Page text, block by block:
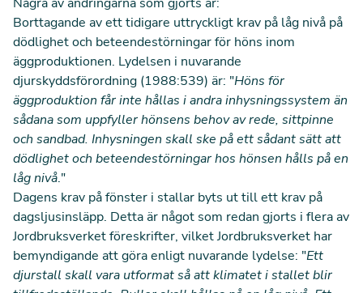
Borttagande av ett tidigare uttryckligt krav på låg nivå på
dödlighet och beteendestörningar för höns inom
äggproduktionen. Lydelsen i nuvarande
djurskyddsförordning (1988:539) är: "Höns för
äggproduktion får inte hållas i andra inhysningssystem än
sådana som uppfyller hönsens behov av rede, sittpinne
och sandbad. Inhysningen skall ske på ett sådant sätt att
dödlighet och beteendestörningar hos hönsen hålls på en
låg nivå."
Dagens krav på fönster i stallar byts ut till ett krav på
dagsljusinsläpp. Detta är något som redan gjorts i flera av
Jordbruksverket föreskrifter, vilket Jordbruksverket har
bemyndigande att göra enligt nuvarande lydelse: "Ett
djurstall skall vara utformat så att klimatet i stallet blir